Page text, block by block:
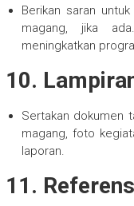
Berikan saran
magang, jika
meningkatkan
10.
Sertakan dokumen
magang, foto
laporan.
11.